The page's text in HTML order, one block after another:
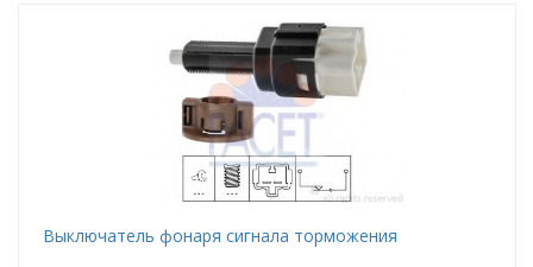
Выключатель фонаря сигнала торможения